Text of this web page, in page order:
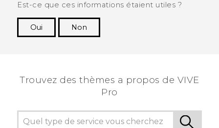
Est-ce que ces informations étaient utiles ?
Oui
Non
Trouvez des thèmes a propos de VIVE
Pro